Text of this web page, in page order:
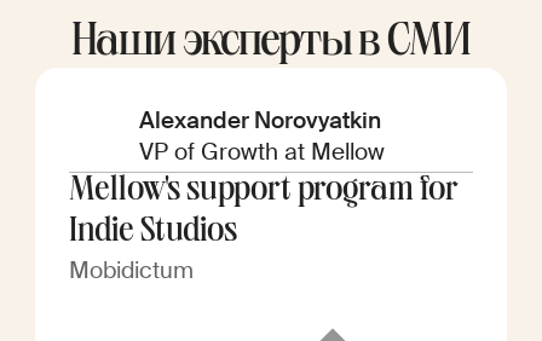
Наши эксперты в СМИ
Alexander Norovyatkin
VP of Growth at Mellow
Mellow's support program for
Indie Studios
Mobidictum